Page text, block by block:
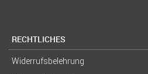
RECHTLICHES
Widerrufsbelehrung